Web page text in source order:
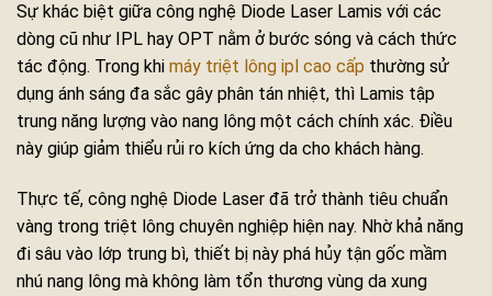
Sự khác biệt giữa công nghệ Diode Laser Lamis với các
dòng cũ như IPL hay OPT nằm ở bước sóng và cách thức
tác động. Trong khi máy triệt lông ipl cao cấp thường sử
dụng ánh sáng đa sắc gây phân tán nhiệt, thì Lamis tập
trung năng lượng vào nang lông một cách chính xác. Điều
này giúp giảm thiểu rủi ro kích ứng da cho khách hàng.
Thực tế, công nghệ Diode Laser đã trở thành tiêu chuẩn
vàng trong triệt lông chuyên nghiệp hiện nay. Nhờ khả năng
đi sâu vào lớp trung bì, thiết bị này phá hủy tận gốc mầm
nhú nang lông mà không làm tổn thương vùng da xung